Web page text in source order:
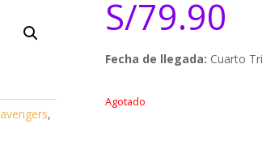
avengers,
S/79.90
Fecha de llegada: Cuarto
Agotado